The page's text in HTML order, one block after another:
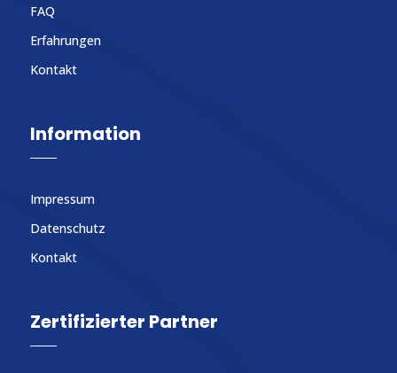
FAQ
Erfahrungen
Kontakt
Information
Impressum
Datenschutz
Kontakt
Zertifizierter Partner